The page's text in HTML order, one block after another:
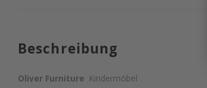
Beschreibung
Oliver Furniture Kindermöbel